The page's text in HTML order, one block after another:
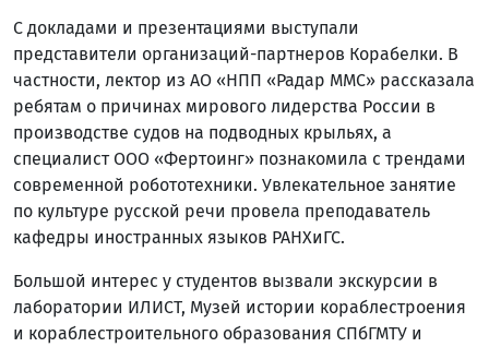
С докладами и презентациями выступали
представители организаций-партнеров Корабелки. В
частности, лектор из АО «НПП «Радар ММС» рассказала
ребятам о причинах мирового лидерства России в
производстве судов на подводных крыльях, а
специалист ООО «Фертоинг» познакомила с трендами
современной робототехники. Увлекательное занятие
по культуре русской речи провела преподаватель
кафедры иностранных языков РАНХиГС.
Большой интерес у студентов вызвали экскурсии в
лаборатории ИЛИСТ, Музей истории кораблестроения
и кораблестроительного образования СПбГМТУ и